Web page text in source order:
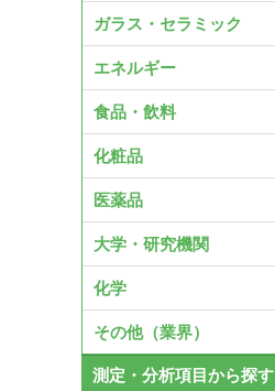
ガラス・セラミック
エネルギー
食品・飲料
化粧品
医薬品
大学・研究機関
化学
その他（業界）
測定・分析項目から探す